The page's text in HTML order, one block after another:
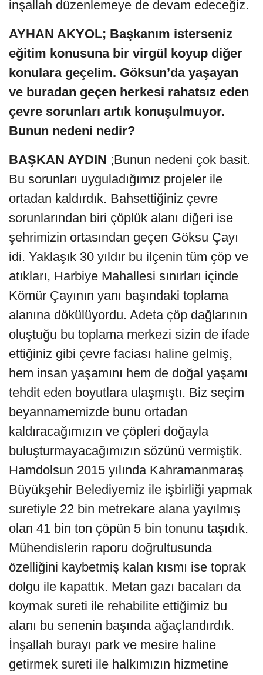
inşallah düzenlemeye de devam edeceğiz.
AYHAN AKYOL; Başkanım isterseniz
eğitim konusuna bir virgül koyup diğer
konulara geçelim. Göksun’da yaşayan
ve buradan geçen herkesi rahatsız eden
çevre sorunları artık konuşulmuyor.
Bunun nedeni nedir?
BAŞKAN AYDIN ;Bunun nedeni çok basit.
Bu sorunları uyguladığımız projeler ile
ortadan kaldırdık. Bahsettiğiniz çevre
sorunlarından biri çöplük alanı diğeri ise
şehrimizin ortasından geçen Göksu Çayı
idi. Yaklaşık 30 yıldır bu ilçenin tüm çöp ve
atıkları, Harbiye Mahallesi sınırları içinde
Kömür Çayının yanı başındaki toplama
alanına dökülüyordu. Adeta çöp dağlarının
oluştuğu bu toplama merkezi sizin de ifade
ettiğiniz gibi çevre faciası haline gelmiş,
hem insan yaşamını hem de doğal yaşamı
tehdit eden boyutlara ulaşmıştı. Biz seçim
beyannamemizde bunu ortadan
kaldıracağımızın ve çöpleri doğayla
buluşturmayacağımızın sözünü vermiştik.
Hamdolsun 2015 yılında Kahramanmaraş
Büyükşehir Belediyemiz ile işbirliği yapmak
suretiyle 22 bin metrekare alana yayılmış
olan 41 bin ton çöpün 5 bin tonunu taşıdık.
Mühendislerin raporu doğrultusunda
özelliğini kaybetmiş kalan kısmı ise toprak
dolgu ile kapattık. Metan gazı bacaları da
koymak sureti ile rehabilite ettiğimiz bu
alanı bu senenin başında ağaçlandırdık.
İnşallah burayı park ve mesire haline
getirmek sureti ile halkımızın hizmetine